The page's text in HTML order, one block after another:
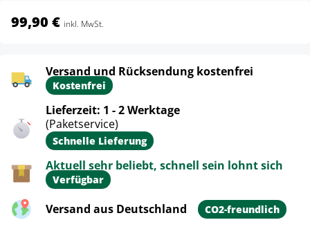
99,90 € inkl. MwSt.
Versand und Rücksendung kostenfrei
Kostenfrei
Lieferzeit: 1 - 2 Werktage
(Paketservice)
Schnelle Lieferung
Aktuell sehr beliebt, schnell sein lohnt sich
Verfügbar
Versand aus Deutschland CO2-freundlich